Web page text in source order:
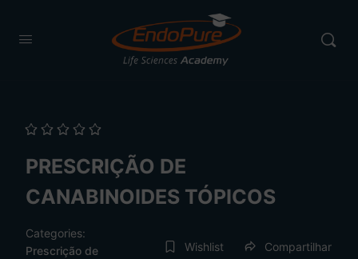
PRESCRIÇÃO DE
CANABINOIDES TÓPICOS
Categories:
Prescrição de
Wishlist Compartilhar